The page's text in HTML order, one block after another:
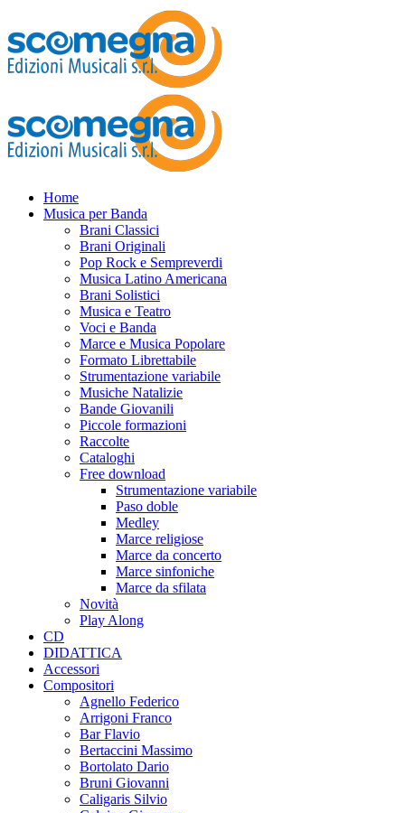
Home
Musica per Banda
Brani Classici
Brani Originali
Pop Rock e Sempreverdi
Musica Latino Americana
Brani Solistici
Musica e Teatro
Voci e Banda
Marce e Musica Popolare
Formato Librettabile
Strumentazione variabile
Musiche Natalizie
Bande Giovanili
Piccole formazioni
Raccolte
Cataloghi
Free download
Strumentazione variabile
Paso doble
Medley
Marce religiose
Marce da concerto
Marce sinfoniche
Marce da sfilata
Novità
Play Along
CD
DIDATTICA
Accessori
Compositori
Agnello Federico
Arrigoni Franco
Bar Flavio
Bertaccini Massimo
Bortolato Dario
Bruni Giovanni
Caligaris Silvio